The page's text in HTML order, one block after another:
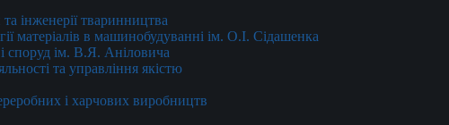
інженерії тваринництва
матеріалів в машинобудуванні ім. О.І. Сідашенка
споруд ім. В.Я. Аніловича
та управління якістю
і харчових виробництв